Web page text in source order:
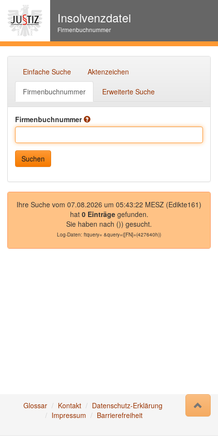
Insolvenzdatei
Firmenbuchnummer
Einfache Suche Aktenzeichen
Firmenbuchnummer Erweiterte Suche
Firmenbuchnummer
Ihre Suche vom 07.08.2026 um 05:43:22 MESZ (Edikte161)
hat 0 Einträgegefunden.
Sie haben nach ()) gesucht.
Log-Daten: ftquery= &query=([FN]=(427640h))
Glossar Kontakt
Datenschutz-Erklärung
Impressum
Barrierefreiheit